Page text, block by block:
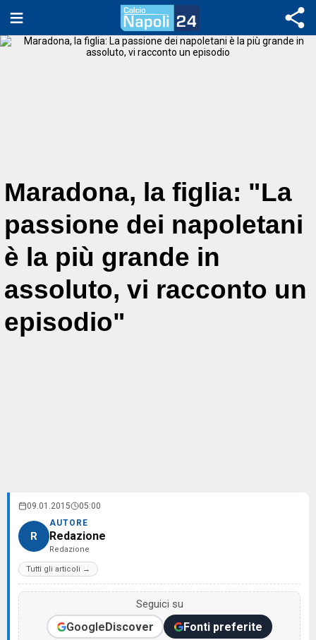
Maradona, la figlia: "La
passione dei napoletani
è la più grande in
assoluto, vi racconto un
episodio"
09.01.2015 05:00
R
AUTORE
Redazione
Redazione
Tutti gli articoli →
Seguici su
GoogleDiscover Fonti preferite